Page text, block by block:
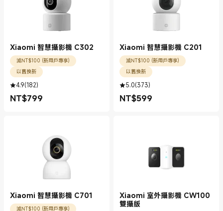
Xiaomi 智慧攝影機 C302
減NT$100 (新用戶專享)
以舊換新
4.9(182)
NT$799
現價 NT$799.00
Xiaomi 智慧攝影機 C201
減NT$100 (新用戶專享)
以舊換新
5.0(373)
NT$599
現價 NT$599.00
Xiaomi 智慧攝影機 C701
減NT$100 (新用戶專享)
Xiaomi 室外攝影機 CW100
雙攝版